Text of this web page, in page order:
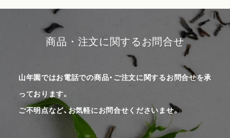
商品・注文に関するお問合せ
山年園ではお電話での商品・ご注文に関するお問合せを承
っております。
ご不明点など、お気軽にお問合せくださいませ。